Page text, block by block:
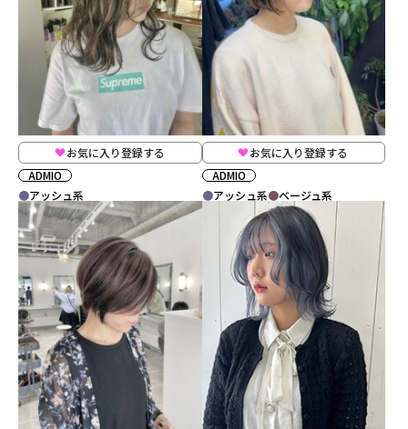
お気に入り登録する
ADMIO
アッシュ系
お気に入り登録する
ADMIO
アッシュ系
ベージュ系